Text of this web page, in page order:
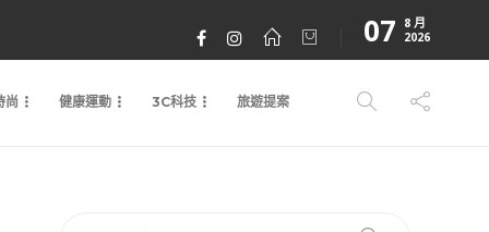
07 8 月
2026
尚 健康運動 3C科技 旅遊提案